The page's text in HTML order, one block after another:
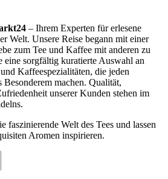
– Ihrem Experten für erlesene
Welt. Unsere Reise begann mit einer
zum Tee und Kaffee mit anderen zu
eine sorgfältig kuratierte Auswahl an
Kaffeespezialitäten, die jeden
Besonderem machen. Qualität,
unserer Kunden stehen im
faszinierende Welt des Tees und lassen
Aromen inspirieren.